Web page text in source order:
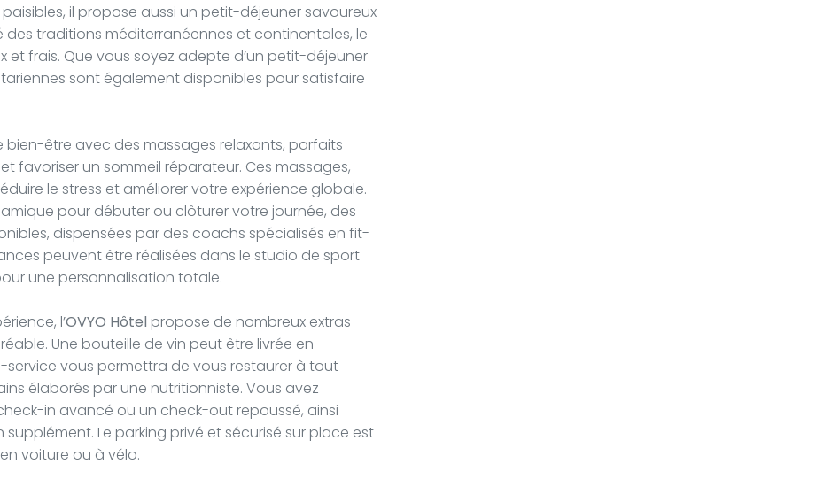
paisibles, il propose aussi un petit-déjeuner savoureux
traditions méditerranéennes et continentales, le
frais. Que vous soyez adepte d’un petit-déjeuner
sont également disponibles pour satisfaire
bien-être avec des massages relaxants, parfaits
favoriser un sommeil réparateur. Ces massages,
le stress et améliorer votre expérience globale.
pour débuter ou clôturer votre journée, des
dispensées par des coachs spécialisés en fit-
peuvent être réalisées dans le studio de sport
une personnalisation totale.
l’OVYO Hôtel propose de nombreux extras
Une bouteille de vin peut être livrée en
vous permettra de vous restaurer à tout
élaborés par une nutritionniste. Vous avez
in avancé ou un check-out repoussé, ainsi
Le parking privé et sécurisé sur place est
voiture ou à vélo.